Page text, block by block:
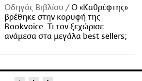
Οδηγός Βιβλίου
Ο «Καθρέφτης»
βρέθηκε στην κορυφή της
Bookvoice. Τι τον ξεχώρισε
ανάμεσα στα μεγάλα best sellers;